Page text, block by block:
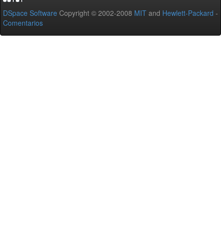
DSpace Software Copyright © 2002-2008 MIT and Hewlett-Packard -
Comentarios